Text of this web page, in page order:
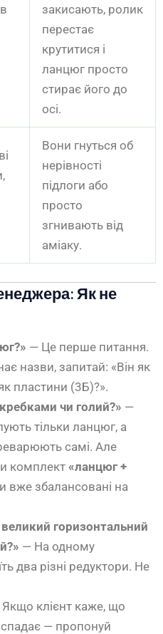
закисають, ролик
перестає
крутитися і
ланцюг просто
стирає його до
осі.
Вони гнуться об
нерівності
підлоги або
просто
згнивають від
аміаку.
Як не
— Це перше питання.
назви, запитай: «Він як
пластини (3Б)?».
чи голий?» —
тільки ланцюг, а
самі. Але
комплект «ланцюг +
вже збалансовані на
горизонтальний
— На одному
два різні редуктори. Не
Якщо клієнт каже, що
— пропонуй